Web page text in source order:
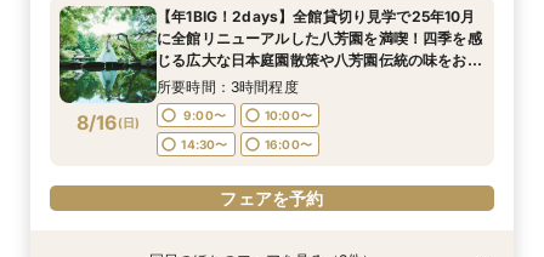
8/15(土)
9:00〜
10:00〜
14:30〜
16:00〜
フェアを予約
8/15(土)
&絶品ローストビーフの豪華試食会付フェア
所要時間：3時間程度
9:00〜
10:00〜
14:30〜
16:00〜
フェアを予約
8/15(土)
所要時間：3時間程度
9:00〜
10:00〜
14:30〜
16:00〜
フェアを予約
8/16(日)
【年1BIG！2days】全館貸切り見学で25年10月
に全館リニューアルした八芳園を満喫！四季を感
じる広大な日本庭園散策や八芳園伝統の味をお楽
しみいただける特別試食会付お悩み相談フェア
所要時間：3時間程度
9:00〜
10:00〜
14:30〜
16:00〜
フェアを予約